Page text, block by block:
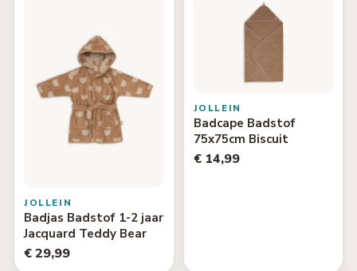
JOLLEIN
Badjas Badstof 1-2 jaar
Jacquard Teddy Bear
€ 29,99
JOLLEIN
Badcape Badstof
75x75cm Biscuit
€ 14,99